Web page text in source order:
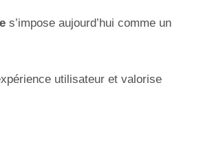
s’impose aujourd’hui comme un
utilisateur et valorise